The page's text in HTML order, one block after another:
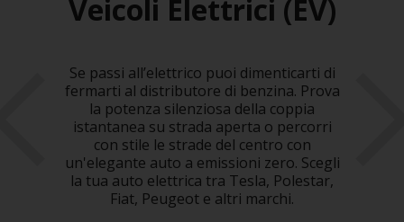
Veicoli Elettrici (EV)
Se passi all’elettrico puoi dimenticarti di
fermarti al distributore di benzina. Prova
la potenza silenziosa della coppia
istantanea su strada aperta o percorri
con stile le strade del centro con
un'elegante auto a emissioni zero. Scegli
la tua auto elettrica tra Tesla, Polestar,
Fiat, Peugeot e altri marchi.